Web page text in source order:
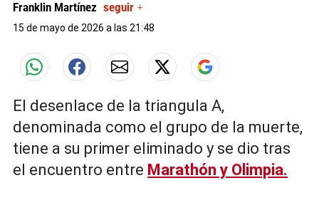
Franklin Martínez seguir +
15 de mayo de 2026 a las 21:48
El desenlace de la triangula A,
denominada como el grupo de la muerte,
tiene a su primer eliminado y se dio tras
el encuentro entre Marathón y Olimpia.